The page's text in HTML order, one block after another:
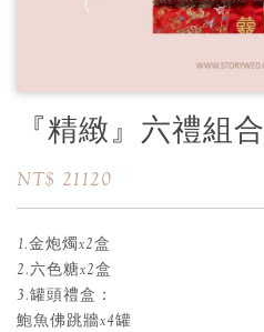
『精緻』六禮組合
NT$ 21120
1.金炮燭x2盒
2.六色糖x2盒
3.罐頭禮盒：
鮑魚佛跳牆x4罐